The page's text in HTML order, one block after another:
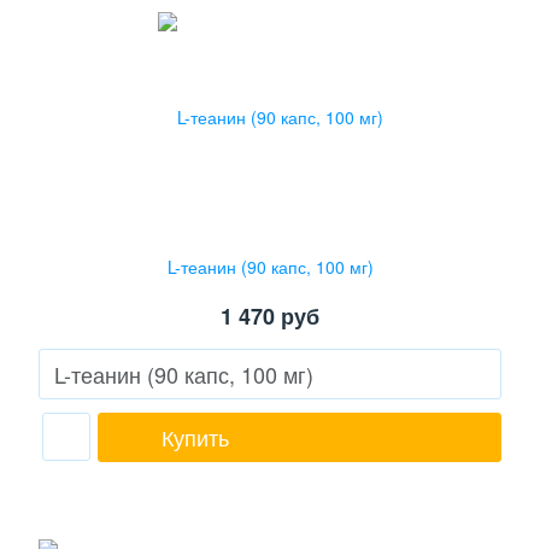
L-теанин (90 капс, 100 мг)
1 470 руб
Купить